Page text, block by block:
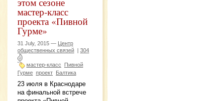
мастер-класс
проекта «Пивной
Гурме»
31 July, 2015 — Центр
общественных связей
304
мастер-класс
Пивной
Гурме проект Балтика
23 июля в Краснодаре
на финальной встрече